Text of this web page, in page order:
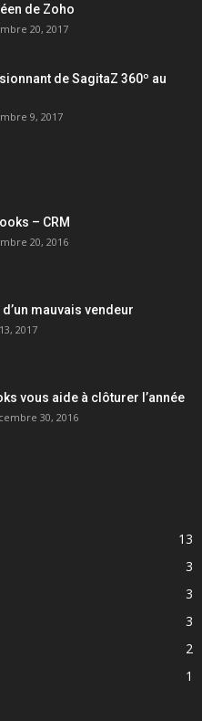
de Zoho
20, 2017
de SagitaZ 360º au
9, 2017
– CRM
20, 2016
mauvais vendeur
2017
vous aide à clôturer l’année
30, 2016
13
3
3
3
2
1